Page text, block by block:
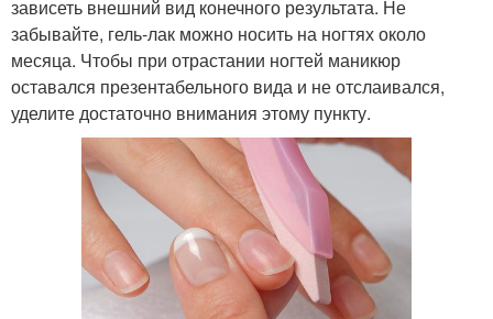
зависеть внешний вид конечного результата. Не
забывайте, гель-лак можно носить на ногтях около
месяца. Чтобы при отрастании ногтей маникюр
оставался презентабельного вида и не отслаивался,
уделите достаточно внимания этому пункту.